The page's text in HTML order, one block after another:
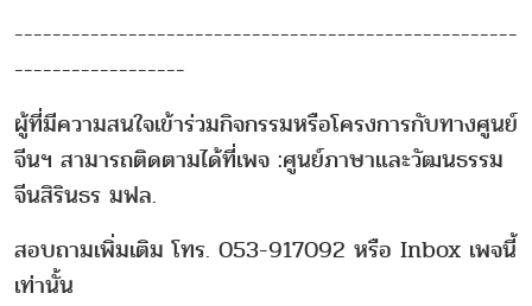
-----------------------------------------------------
------------------
ผู้ที่มีความสนใจเข้าร่วมกิจกรรมหรือโครงการกับทางศูนย์
จีนฯ สามารถติดตามได้ที่เพจ :ศูนย์ภาษาและวัฒนธรรม
จีนสิรินธร มฟล.
สอบถามเพิ่มเติม โทร. 053-917092 หรือ Inbox เพจนี้
เท่านั้น